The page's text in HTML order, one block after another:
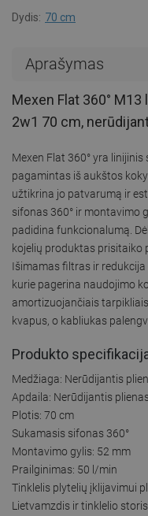
Dydis: 70 cm
Aprašymas
Mexen Flat 360°
2w1 70 cm,
Mexen Flat 360° yra
pagamintas iš aukštos
užtikrina jo patvarumą ir
sifonas 360° ir montavimo
padidina funkcionalumą.
kojelių produktas prisitaiko
Išimamas filtras ir
kurie pagerina naudojimo
amortizuojančiais
kvapus, o kabliukas
Produkto
Medžiaga: Nerūdijantis
Apdaila: Nerūdijantis
Plotis: 70 cm
Sukamasis sifonas 360°
Montavimo gylis: 52 mm
Prailginimas: 50 l/min
Tinklelis plytelių įklijavimui
Lietvamzdis ir tinklelio